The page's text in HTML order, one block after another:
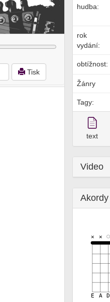
Tisk
hudba:
rok
vydání:
obtížnost:
Žánry
Tagy:
text
Video
Akordy
E A D
✕ ✕